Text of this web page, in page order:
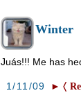
Winter
Juás!!! Me has
1/11/09 ► 〈